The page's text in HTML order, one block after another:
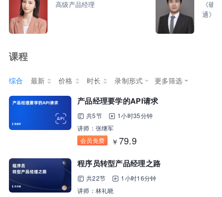
🔥精选10门AI王牌课：助你成功入行AI岗位，🚀
募！
高级产品经理
《硬
通》
课程
综合 最新 价格 时长 录制形式 更多筛选
产品经理要学的API请求
共5节
1小时35分钟
讲师：张继军
会员免费
￥ 79.9
程序员转型产品经理之路
共22节
1小时16分钟
讲师：林礼晓